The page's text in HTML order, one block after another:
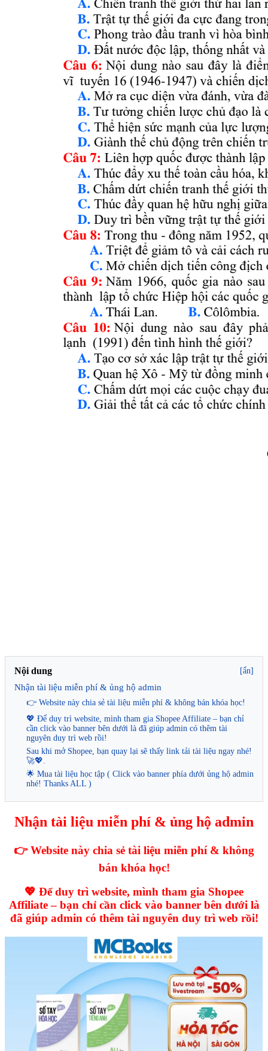
Nội dung [ẩn]
Nhận tài liệu miễn phí & ủng hộ admin
👉 Website này chia sẻ tài liệu miễn phí & không bán khóa học!
💖 Để duy trì website, mình tham gia Shopee Affiliate – bạn chỉ
cần click vào banner bên dưới là đã giúp admin có thêm tài
nguyên duy trì web rồi!
Sau khi mở Shopee, bạn quay lại sẽ thấy link tải tài liệu ngay nhé!
🚀💖.
🌟 Mua tài liệu học tập ( Click vào banner phía dưới ủng hộ admin
nhé! Thanks ALL )
Nhận tài liệu miễn phí & ủng hộ admin
👉 Website này chia sẻ tài liệu miễn phí & không
bán khóa học!
💖 Để duy trì website, mình tham gia Shopee
Affiliate – bạn chỉ cần click vào banner bên dưới là
đã giúp admin có thêm tài nguyên duy trì web rồi!